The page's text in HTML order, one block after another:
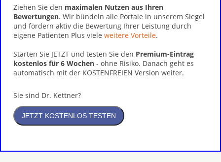
Ziehen Sie den maximalen Nutzen aus Ihren
Bewertungen. Wir bündeln alle Portale in unserem Siegel
und fördern aktiv die Bewertung Ihrer Leistung durch
eigene Patienten Plus viele weitere Vorteile.
Starten Sie JETZT und testen Sie den Premium-Eintrag
kostenlos für 6 Wochen - ohne Risiko. Danach geht es
automatisch mit der KOSTENFREIEN Version weiter.
Sie sind Dr. Kettner?